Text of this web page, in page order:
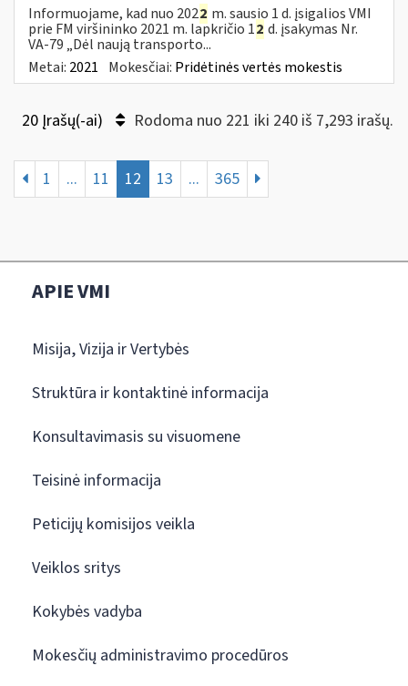
Informuojame, kad nuo 2022 m. sausio 1 d. įsigalios VMI
prie FM viršininko 2021 m. lapkričio 12 d. įsakymas Nr.
VA-79 „Dėl naują transporto...
Metai: 2021 Mokesčiai: Pridėtinės vertės mokestis
20 Įrašų(-ai) Rodoma nuo 221 iki 240 iš 7,293 irašų.
1 ... 11 12 13 ... 365
APIE VMI
Misija, Vizija ir Vertybės
Struktūra ir kontaktinė informacija
Konsultavimasis su visuomene
Teisinė informacija
Peticijų komisijos veikla
Veiklos sritys
Kokybės vadyba
Mokesčių administravimo procedūros